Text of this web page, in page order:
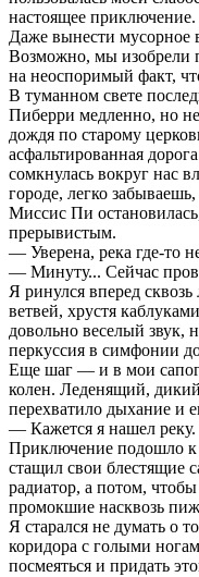
настоящее
Даже вынести мусорное
Возможно, мы изобрели
на неоспоримый факт,
В туманном свете
Пиберри медленно, но
дождя по старому
асфальтированная
сомкнулась вокруг нас
городе, легко
Миссис Пи
прерывистым.
— Уверена, река где-то
— Минуту... Сейчас
Я ринулся вперед
ветвей, хрустя
довольно веселый звук,
перкуссия в симфонии
Еще шаг — и в мои
колен. Леденящий,
перехватило дыхание и
— Кажется я нашел
Приключение подошло к
стащил свои блестящие
радиатор, а потом,
промокшие насквозь
Я старался не думать о
коридора с голыми
посмеяться и придать